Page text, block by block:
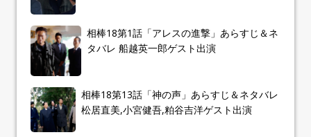
相棒18第1話「アレスの進撃」あらすじ＆ネ
タバレ 船越英一郎ゲスト出演
相棒18第13話「神の声」あらすじ＆ネタバレ
松居直美,小宮健吾,粕谷吉洋ゲスト出演